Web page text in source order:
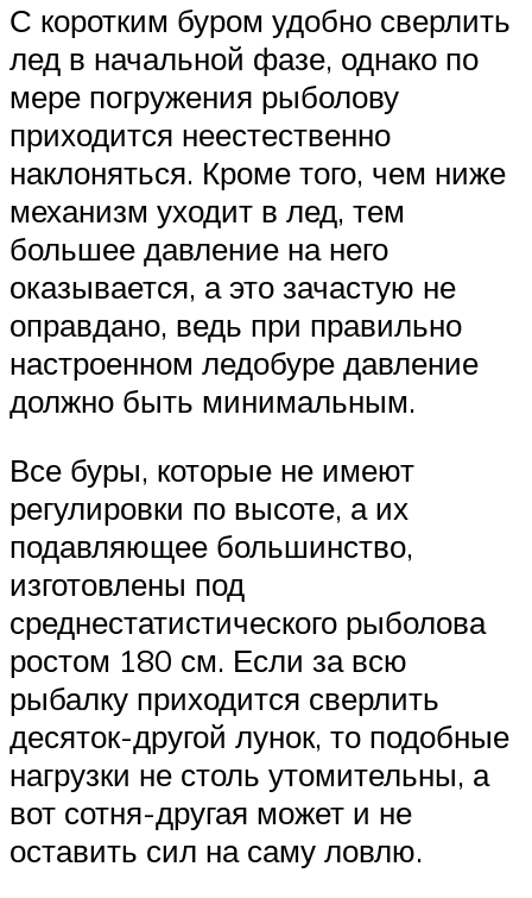
С коротким буром удобно сверлить
лед в начальной фазе, однако по
мере погружения рыболову
приходится неестественно
наклоняться. Кроме того, чем ниже
механизм уходит в лед, тем
большее давление на него
оказывается, а это зачастую не
оправдано, ведь при правильно
настроенном ледобуре давление
должно быть минимальным.
Все буры, которые не имеют
регулировки по высоте, а их
подавляющее большинство,
изготовлены под
среднестатистического рыболова
ростом 180 см. Если за всю
рыбалку приходится сверлить
десяток-другой лунок, то подобные
нагрузки не столь утомительны, а
вот сотня-другая может и не
оставить сил на саму ловлю.